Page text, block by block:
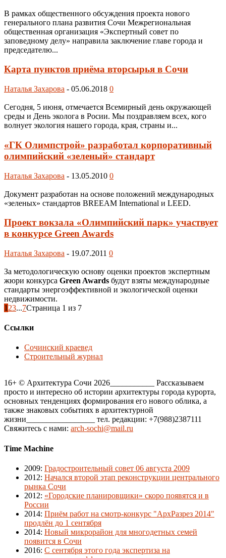
В рамках общественного обсуждения проекта нового
генерального плана развития Сочи Межрегиональная
общественная организация «Экспертный совет по
заповедному делу» направила заключение главе города и
председателю...
Карта пунктов приёма вторсырья в Сочи
Наталья Захарова - 05.06.2018 0
Сегодня, 5 июня, отмечается Всемирный день окружающей
среды и День эколога в Росии. Мы поздравляем всех, кого
волнует экология нашего города, края, страны и...
«ГК Олимпстрой» разработал корпоративный
олимпийский «зеленый» стандарт
Наталья Захарова - 13.05.2010 0
Документ разработан на основе положений международных
«зеленых» стандартов BREEAM International и LEED.
Проект вокзала «Олимпийский парк» участвует
в конкурсе Green Awards
Наталья Захарова - 19.07.2011 0
За методологическую основу оценки проектов экспертным
жюри конкурса Green Awards будут взяты международные
стандарты энергоэффективной и экологической оценки
недвижимости.
1 23...7Страница 1 из 7
Ссылки
Сочинский краевед
Строительный журнал
16+ © Архитектура Сочи 2026___________ Рассказываем
просто и интересно об истории архитектуры города курорта,
основных тенденциях формирования его нового облика, а
также знаковых событиях в архитектурной
жизни_________________ тел. редакции: +7(988)2387111
Свяжитесь с нами: arch-sochi@mail.ru
Time Machine
2009: Градостроительный совет 06 августа 2009
2012: Начался второй этап реконструкции центрального
рынка Сочи
2012: «Городские планировщики» скоро появятся и в
России
2014: Приём работ на смотр-конкурс "АрхРазрез 2014"
продлён до 1 сентября
2014: Новый микрорайон для многодетных семей
появится в Сочи
2016: С сентября этого года экспертиза на